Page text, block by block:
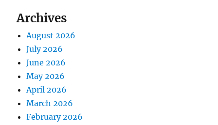
Archives
August 2026
July 2026
June 2026
May 2026
April 2026
March 2026
February 2026